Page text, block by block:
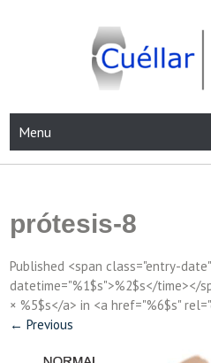
Menu
prótesis-8
Published <span class="entry-
datetime="%1$s">%2$s</time></
× %5$s</a> in <a href="%6$s"
← Previous